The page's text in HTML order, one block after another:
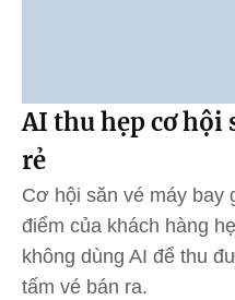
AI thu hẹp cơ hội
rẻ
Cơ hội săn vé máy bay
điểm của khách hàng
không dùng AI để thu
tấm vé bán ra.